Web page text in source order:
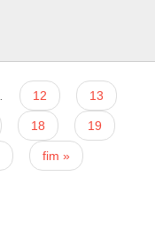
12 13
18 19
fim »